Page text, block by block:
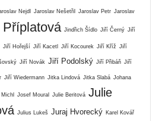
Nejdl Jaroslav Nešetřil Jaroslav Petr Jaroslav
Jindřich Šídlo Jiří Černý Jiří
Jiří Hořejší Jiří Kacetl Jiří Kocourek Jiří Kříž Jiří
Jiří Novák Jiří Podolský Jiří Přibáň Jiří
Jiří Wiedermann Jitka Lindová Jitka Slabá Johana
Josef Moural Julie Beritová Julie
Julius Lukeš Juraj Hvorecký Karel Kovář